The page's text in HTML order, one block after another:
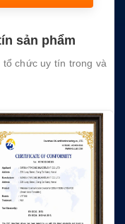
empty.
sản phẩm
chức uy tín trong và